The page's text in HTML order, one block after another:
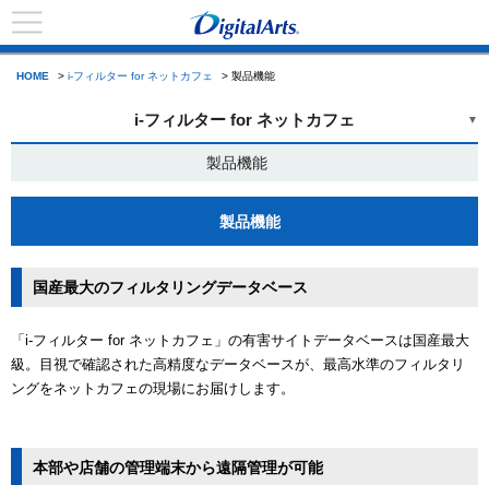
HOME > i-フィルター for ネットカフェ > 製品機能
製品機能
i-フィルター for ネットカフェ
製品機能
国産最大のフィルタリングデータベース
「i-フィルター for ネットカフェ」の有害サイトデータベースは国産最大
級。目視で確認された高精度なデータベースが、最高水準のフィルタリ
ングをネットカフェの現場にお届けします。
本部や店舗の管理端末から遠隔管理が可能